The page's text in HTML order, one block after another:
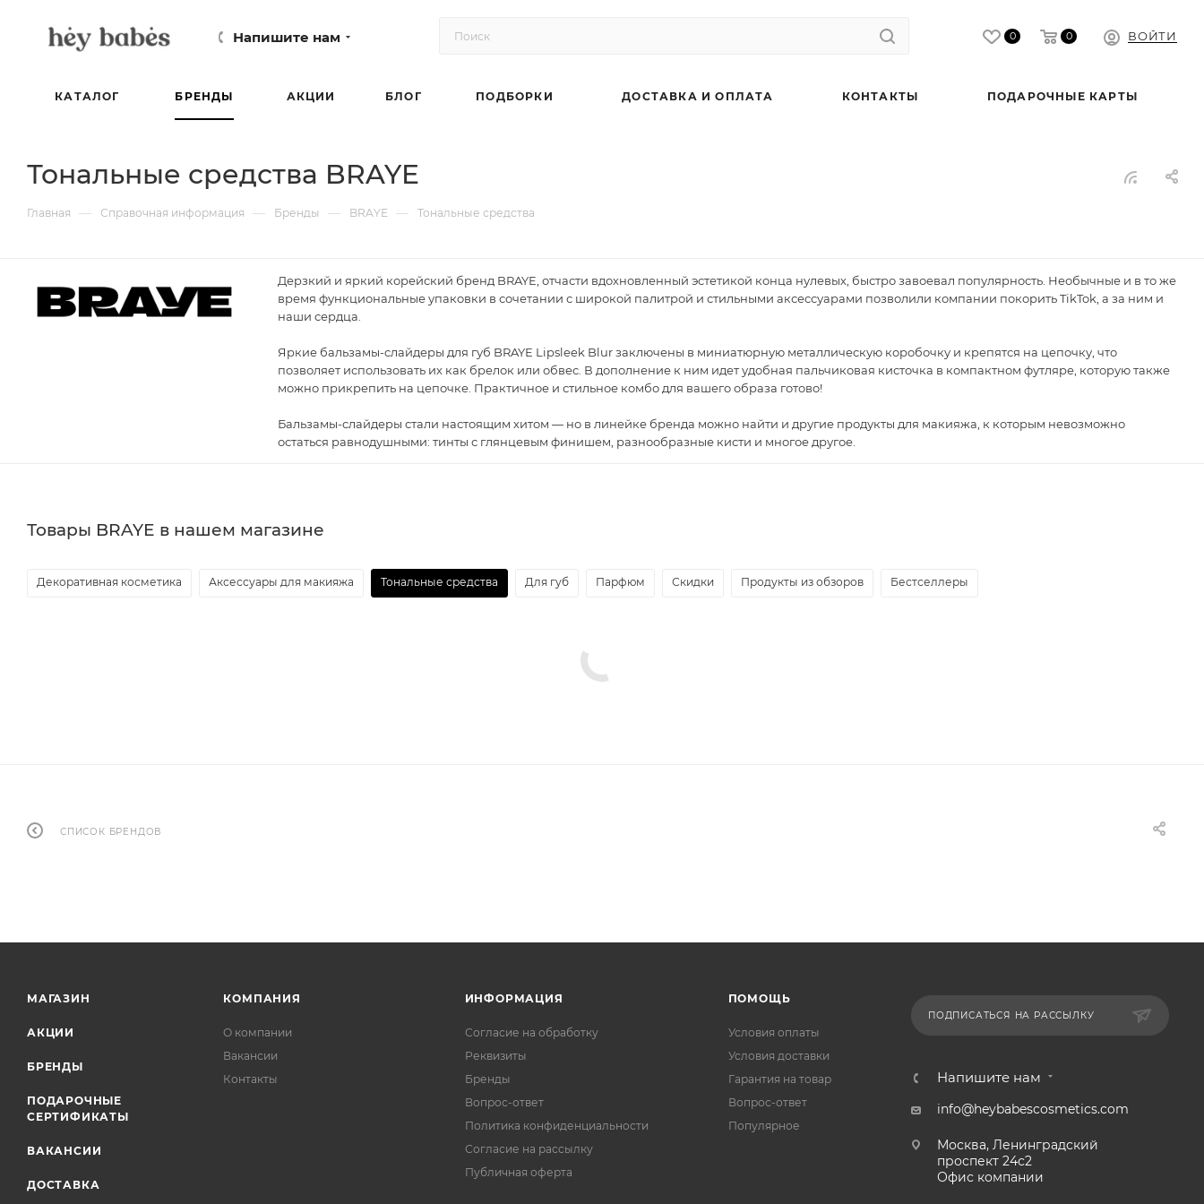
Напишите нам 0 0 ВОЙТИ
КАТАЛОГ БРЕНДЫ АКЦИИ БЛОГ ПОДБОРКИ ДОСТАВКА И ОПЛАТА КОНТАКТЫ ПОДАРОЧНЫЕ КАРТЫ
Тональные средства BRAYE
Главная — Справочная информация — Бренды — BRAYE — Тональные средства
Дерзкий и яркий корейский бренд BRAYE, отчасти вдохновленный эстетикой конца нулевых, быстро завоевал популярность. Необычные и в то же
время функциональные упаковки в сочетании с широкой палитрой и стильными аксессуарами позволили компании покорить TikTok, а за ним и
наши сердца.
Яркие бальзамы-слайдеры для губ BRAYE Lipsleek Blur заключены в миниатюрную металлическую коробочку и крепятся на цепочку, что
позволяет использовать их как брелок или обвес. В дополнение к ним идет удобная пальчиковая кисточка в компактном футляре, которую также
можно прикрепить на цепочке. Практичное и стильное комбо для вашего образа готово!
Бальзамы-слайдеры стали настоящим хитом — но в линейке бренда можно найти и другие продукты для макияжа, к которым невозможно
остаться равнодушными: тинты с глянцевым финишем, разнообразные кисти и многое другое.
Товары BRAYE в нашем магазине
Декоративная косметика Аксессуары для макияжа Тональные средства Для губ Парфюм Скидки Продукты из обзоров Бестселлеры
СПИСОК БРЕНДОВ
МАГАЗИН
АКЦИИ
БРЕНДЫ
ПОДАРОЧНЫЕ
СЕРТИФИКАТЫ
ВАКАНСИИ
ДОСТАВКА
КОМПАНИЯ
О компании
Вакансии
Контакты
ИНФОРМАЦИЯ
Согласие на обработку
Реквизиты
Бренды
Вопрос-ответ
Политика конфиденциальности
Согласие на рассылку
Публичная оферта
ПОМОЩЬ
Условия оплаты
Условия доставки
Гарантия на товар
Вопрос-ответ
Популярное
ПОДПИСАТЬСЯ НА РАССЫЛКУ
Напишите нам
info@heybabescosmetics.com
Москва, Ленинградский
проспект 24с2
Офис компании